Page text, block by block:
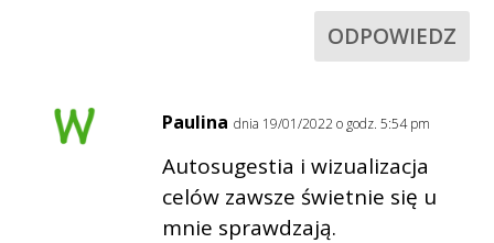
ODPOWIEDZ
Paulina dnia 19/01/2022 o godz. 5:54 pm
Autosugestia i wizualizacja
celów zawsze świetnie się u
mnie sprawdzają.